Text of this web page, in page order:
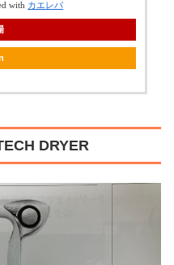
with カエレバ
DRYER